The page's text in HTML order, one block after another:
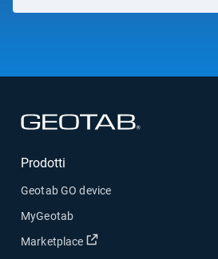
Prodotti
Geotab GO device
MyGeotab
Marketplace
Apri in una nuova